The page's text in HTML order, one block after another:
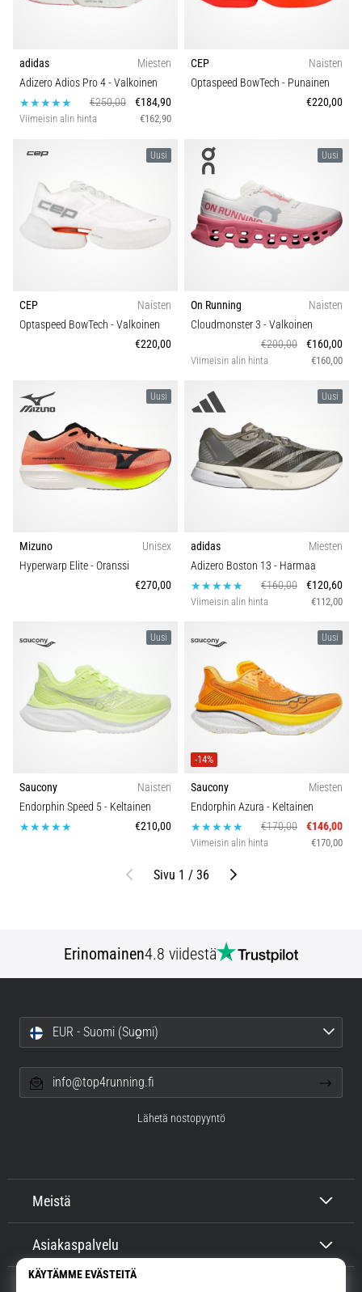
adidas
Miesten
Adizero Adios Pro 4- Valkoinen
€250,00
€184,90
Viimeisin alin hinta €162,90
CEP
Naisten
Optaspeed BowTech - Punainen
€220,00
Uusi
CEP
Naisten
Optaspeed BowTech - Valkoinen
€220,00
Uusi
On Running
Naisten
Cloudmonster 3 - Valkoinen
€200,00
€160,00
Viimeisin alin hinta €160,00
Uusi
Mizuno
Unisex
Hyperwarp Elite- Oranssi
€270,00
Uusi
adidas
Miesten
Adizero Boston 13 - Harmaa
€160,00
€120,60
Viimeisin alin hinta €112,00
Uusi
Saucony
Naisten
Endorphin Speed 5- Keltainen
€210,00
Uusi
-14%
Saucony
Miesten
Endorphin Azura - Keltainen
€170,00
€146,00
Viimeisin alin hinta €170,00
EdellinenSivu 1 / 36 Seuraava
Erinomainen4.8 viidestä
Meistä
Asiakaspalvelu
EUR - Suomi (Suo̯mi)
info@top4running.fi
Lähetä nostopyyntö